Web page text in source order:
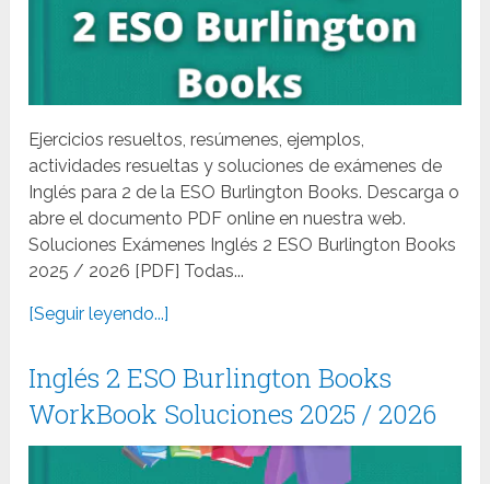
Ejercicios resueltos, resúmenes, ejemplos,
actividades resueltas y soluciones de exámenes de
Inglés para 2 de la ESO Burlington Books. Descarga o
abre el documento PDF online en nuestra web.
Soluciones Exámenes Inglés 2 ESO Burlington Books
2025 / 2026 [PDF] Todas...
[Seguir leyendo...]
Inglés 2 ESO Burlington Books
WorkBook Soluciones 2025 / 2026